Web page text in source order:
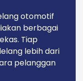
otomotif
berbagai
Tiap
lebih dari
pelanggan